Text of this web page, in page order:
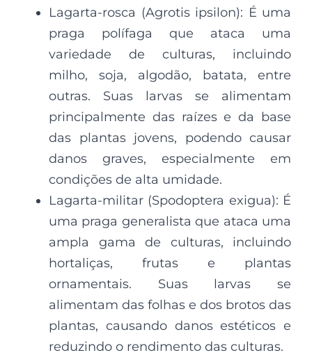
Lagarta-rosca (Agrotis ipsilon): É uma
praga polífaga que ataca uma
variedade de culturas, incluindo
milho, soja, algodão, batata, entre
outras. Suas larvas se alimentam
principalmente das raízes e da base
das plantas jovens, podendo causar
danos graves, especialmente em
condições de alta umidade.
Lagarta-militar (Spodoptera exigua): É
uma praga generalista que ataca uma
ampla gama de culturas, incluindo
hortaliças, frutas e plantas
ornamentais. Suas larvas se
alimentam das folhas e dos brotos das
plantas, causando danos estéticos e
reduzindo o rendimento das culturas.